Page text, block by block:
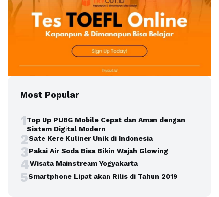
Most Popular
1Top Up PUBG Mobile Cepat dan Aman dengan
Sistem Digital Modern
2Sate Kere Kuliner Unik di Indonesia
3Pakai Air Soda Bisa Bikin Wajah Glowing
4Wisata Mainstream Yogyakarta
5Smartphone Lipat akan Rilis di Tahun 2019